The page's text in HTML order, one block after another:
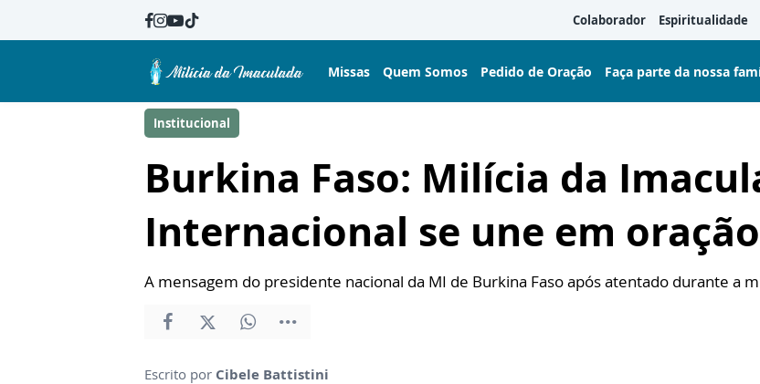
Colaborador Espiritualidade
Missas Quem Somos Pedido de Oração Faça parte da nossa
Institucional
Burkina Faso: Milícia da
Internacional se une em oração
A mensagem do presidente nacional da MI de Burkina Faso após atentado durante a
Escrito por Cibele Battistini